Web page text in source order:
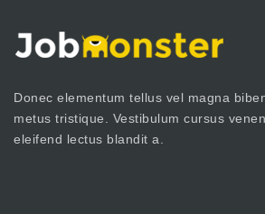
Donec elementum tellus vel magna
metus tristique. Vestibulum cursus
eleifend lectus blandit a.